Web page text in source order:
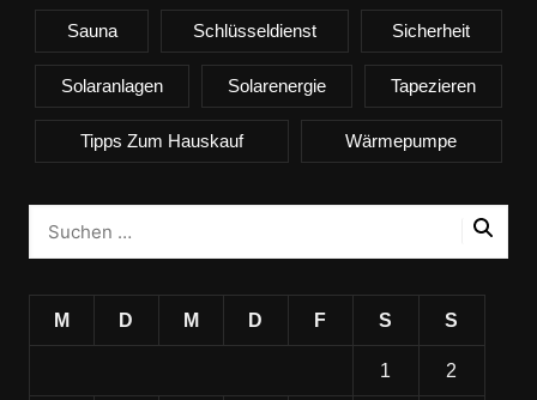
Sauna Schlüsseldienst Sicherheit
Solaranlagen Solarenergie Tapezieren
Tipps Zum Hauskauf Wärmepumpe
M D M D F S S
1 2